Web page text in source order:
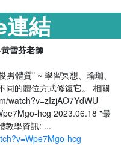
結
雪芬老師
體質" ~ 學習冥想、瑜珈、
同的體位方式修復它。 相關
watch?v=zIzjAO7YdWU
hcg 2023.06.18 "最
教學資訊: ...
hcg